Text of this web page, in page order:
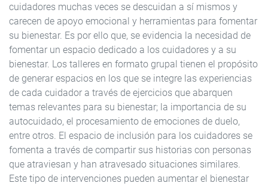
cuidadores muchas veces se descuidan a sí mismos y
carecen de apoyo emocional y herramientas para fomentar
su bienestar. Es por ello que, se evidencia la necesidad de
fomentar un espacio dedicado a los cuidadores y a su
bienestar. Los talleres en formato grupal tienen el propósito
de generar espacios en los que se integre las experiencias
de cada cuidador a través de ejercicios que abarquen
temas relevantes para su bienestar; la importancia de su
autocuidado, el procesamiento de emociones de duelo,
entre otros. El espacio de inclusión para los cuidadores se
fomenta a través de compartir sus historias con personas
que atraviesan y han atravesado situaciones similares.
Este tipo de intervenciones pueden aumentar el bienestar